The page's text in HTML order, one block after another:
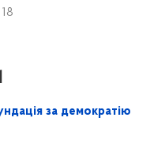
за демократію